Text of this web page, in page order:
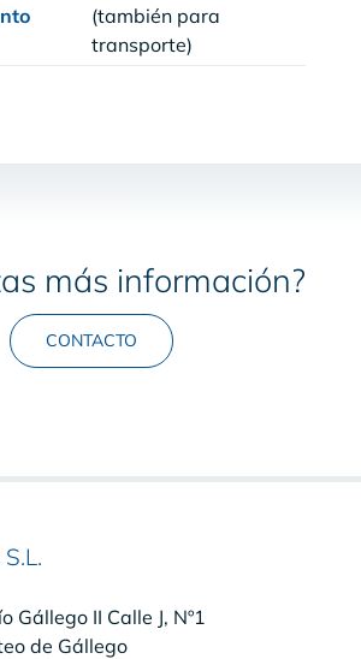
(también para
transporte)
más información?
CONTACTO
Gállego II Calle J, Nº1
de Gállego